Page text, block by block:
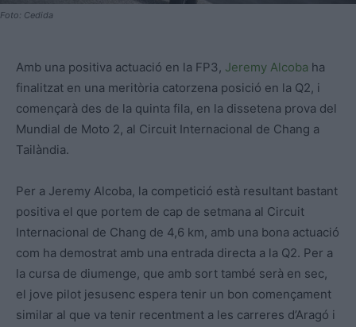
Foto: Cedida
Amb una positiva actuació en la FP3, Jeremy Alcoba ha
finalitzat en una meritòria catorzena posició en la Q2, i
començarà des de la quinta fila, en la dissetena prova del
Mundial de Moto 2, al Circuit Internacional de Chang a
Tailàndia.
Per a Jeremy Alcoba, la competició està resultant bastant
positiva el que portem de cap de setmana al Circuit
Internacional de Chang de 4,6 km, amb una bona actuació
com ha demostrat amb una entrada directa a la Q2. Per a
la cursa de diumenge, que amb sort també serà en sec,
el jove pilot jesusenc espera tenir un bon començament
similar al que va tenir recentment a les carreres d’Aragó i